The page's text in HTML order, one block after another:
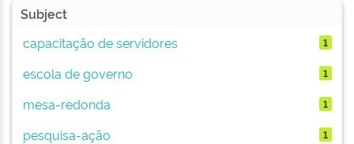
Subject
capacitação de servidores
1
escola de governo 1
mesa-redonda 1
pesquisa-ação 1